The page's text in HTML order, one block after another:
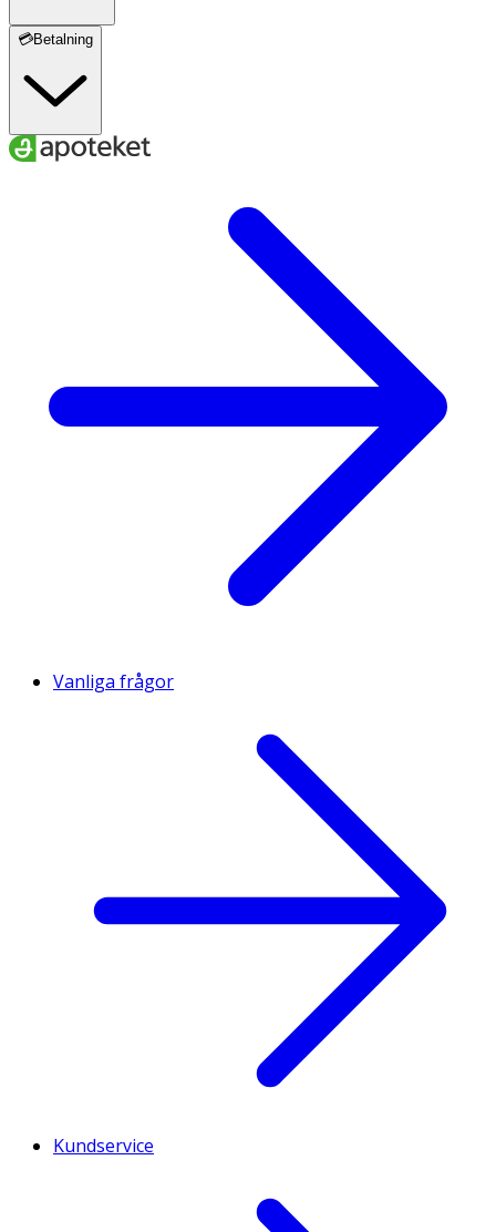
💳Betalning
Vanliga frågor
Kundservice